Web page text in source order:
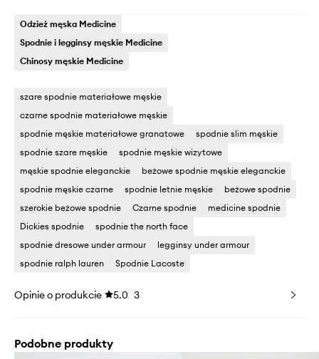
Odzież męska Medicine
Spodnie i legginsy męskie Medicine
Chinosy męskie Medicine
szare spodnie materiałowe męskie
czarne spodnie materiałowe męskie
spodnie męskie materiałowe granatowe
spodnie slim męskie
spodnie szare męskie
spodnie męskie wizytowe
męskie spodnie eleganckie
beżowe spodnie męskie eleganckie
spodnie męskie czarne
spodnie letnie męskie
beżowe spodnie
szerokie beżowe spodnie
Czarne spodnie
medicine spodnie
Dickies spodnie
spodnie the north face
spodnie dresowe under armour
legginsy under armour
spodnie ralph lauren
Spodnie Lacoste
Opinie o produkcie 5.0 3
Podobne produkty